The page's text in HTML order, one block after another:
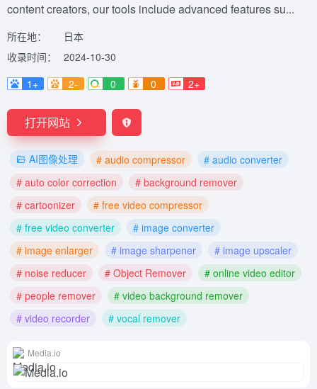
content creators, our tools include advanced features su...
所在地：
日本
收录时间：
2024-10-30
1+
2- 0 0 2+
打开网站
AI图像处理 # audio compressor
# audio converter
# auto color correction
# background remover
# cartoonizer
# free video compressor
# free video converter
# image converter
# image enlarger
# image sharpener
# image upscaler
# noise reducer
# Object Remover
# online video editor
# people remover
# video background remover
# video recorder
# vocal remover
Media.io